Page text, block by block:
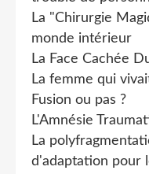
La "Chirurgie
monde intérieur
La Face Cachée
La femme qui
Fusion ou pas ?
L'Amnésie
La
d'adaptation pour